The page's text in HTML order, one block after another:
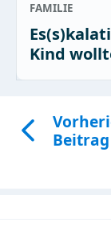
FAMILIE
Kind
Beitrag